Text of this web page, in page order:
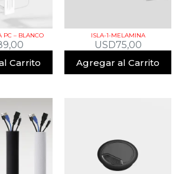
PC – BLANCO
Carrito
ISLA-1-MELAMINA
USD75,00
Agregar al Carrito